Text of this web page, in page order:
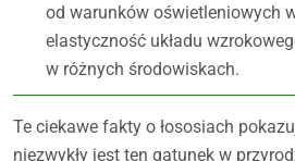
od warunków oświetleniowych
elastyczność układu
w różnych środowiskach.
Te ciekawe fakty o łososiach
niezwykły jest ten gatunek w